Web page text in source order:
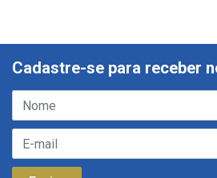
Cadastre-se para receber